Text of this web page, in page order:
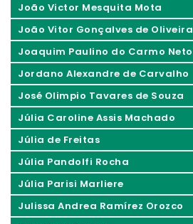
João Victor Mesquita Mota
João Vitor Gonçalves de Oliveira
Joaquim Paulino do Carmo Neto
Jordano Alexandre de Carvalho
José Olimpio Tavares de Souza
Júlia Caroline Assis Machado
Júlia de Freitas
Júlia Pandolfi Rocha
Júlia Parisi Marliere
Julissa Andrea Ramírez Orozco